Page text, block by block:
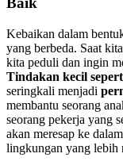
Kebaikan dalam
yang berbeda. Saat
kita peduli dan ingin
Tindakan kecil
seringkali menjadi
membantu seorang
seorang pekerja yang
akan meresap ke
lingkungan yang lebih